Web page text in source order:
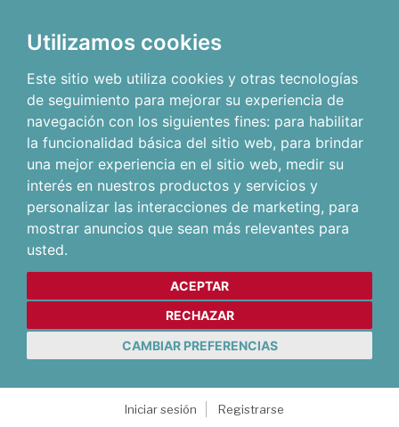
Utilizamos cookies
Este sitio web utiliza cookies y otras tecnologías
de seguimiento para mejorar su experiencia de
navegación con los siguientes fines: para habilitar
la funcionalidad básica del sitio web, para brindar
una mejor experiencia en el sitio web, medir su
interés en nuestros productos y servicios y
personalizar las interacciones de marketing, para
mostrar anuncios que sean más relevantes para
usted.
ACEPTAR
RECHAZAR
CAMBIAR PREFERENCIAS
Iniciar sesión
Registrarse